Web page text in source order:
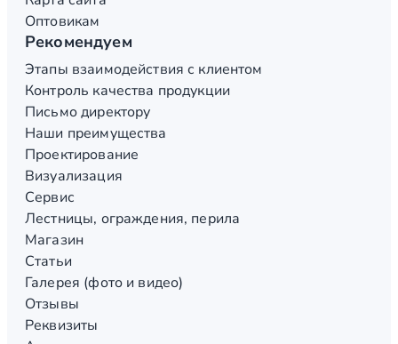
Оптовикам
Рекомендуем
Этапы взаимодействия с клиентом
Контроль качества продукции
Письмо директору
Наши преимущества
Проектирование
Визуализация
Сервис
Лестницы, ограждения, перила
Магазин
Статьи
Галерея (фото и видео)
Отзывы
Реквизиты